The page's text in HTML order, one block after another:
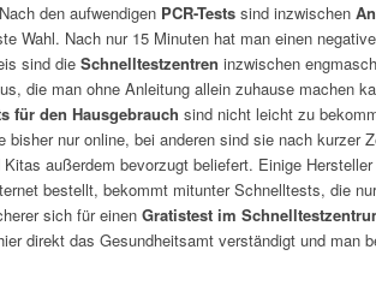
Nach den aufwendigen PCR-Tests sind inzwischen
Wahl. Nach nur 15 Minuten hat man einen
sind die Schnelltestzentren inzwischen
die man ohne Anleitung allein zuhause machen
für den Hausgebrauch sind nicht leicht zu
bisher nur online, bei anderen sind sie nach kurzer
außerdem bevorzugt beliefert. Einige
bestellt, bekommt mitunter Schnelltests, die
sich für einen Gratistest im
direkt das Gesundheitsamt verständigt und man